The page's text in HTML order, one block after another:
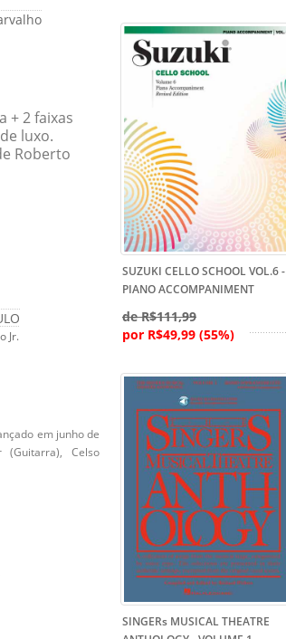
+ 2 faixas
luxo.
Roberto
Jr.
em junho de
Celso
SUZUKI CELLO SCHOOL VOL.6 -
PIANO ACCOMPANIMENT
de R$111,99
por R$49,99 (55%)
SINGERs MUSICAL THEATRE